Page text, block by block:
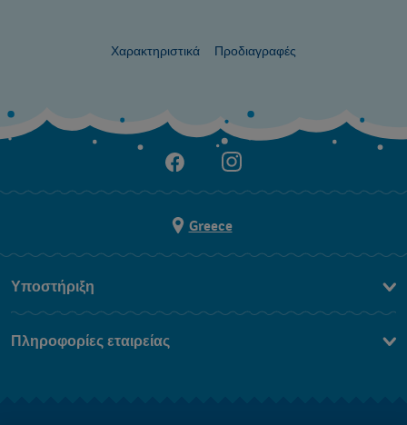
Χαρακτηριστικά Προδιαγραφές
Greece
Υποστήριξη
Συχνές ερωτήσεις
Πληροφορίες εταιρείας